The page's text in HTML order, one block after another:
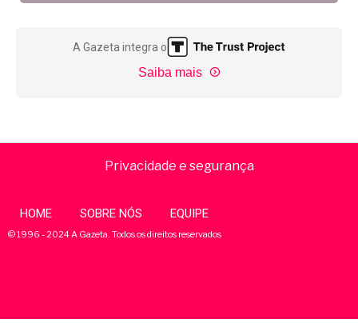
A Gazeta integra o
Saiba mais
Privacidade e segurança
HOME SOBRE NÓS EQUIPE
© 1996 - 2024 A Gazeta. Todos os direitos reservados